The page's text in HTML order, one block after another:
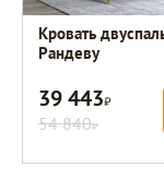
Кровать
Рандеву
39 443Р
54 840Р